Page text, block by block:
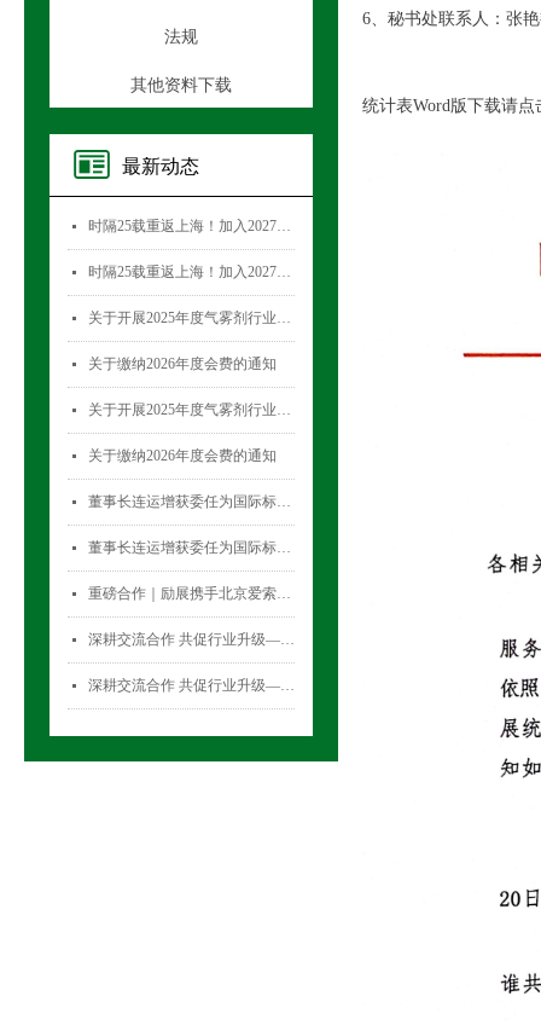
6、秘书处联系人：张
统计表Word版下载请点
法规
其他资料下载
最新动态
넷 时隔25载重返上海！加入2027国际气雾剂与金属容器展览会，直面30,000+全球买家！
넷 时隔25载重返上海！加入2027国际气雾剂与金属容器展览会，直面30,000+全球买家！
넷 关于开展2025年度气雾剂行业数据统计工作的通知
넷 关于缴纳2026年度会费的通知
넷 关于开展2025年度气雾剂行业数据统计工作的通知
넷 关于缴纳2026年度会费的通知
넷 董事长连运增获委任为国际标准化组织薄壁金属容器技术委员会(ISO/TC52)主席
넷 董事长连运增获委任为国际标准化组织薄壁金属容器技术委员会(ISO/TC52)主席
넷 重磅合作｜励展携手北京爱索塞瑞斯展览有限公司 全新升级国际气雾剂与金属容器展览会！
넷 深耕交流合作 共促行业升级——气雾剂委员会开展专项访问活动
넷 深耕交流合作 共促行业升级——气雾剂委员会开展专项访问活动